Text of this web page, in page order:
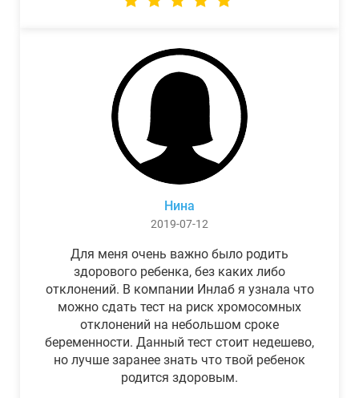
Нина
2019-07-12
Для меня очень важно было родить
здорового ребенка, без каких либо
отклонений. В компании Инлаб я узнала что
можно сдать тест на риск хромосомных
отклонений на небольшом сроке
беременности. Данный тест стоит недешево,
но лучше заранее знать что твой ребенок
родится здоровым.